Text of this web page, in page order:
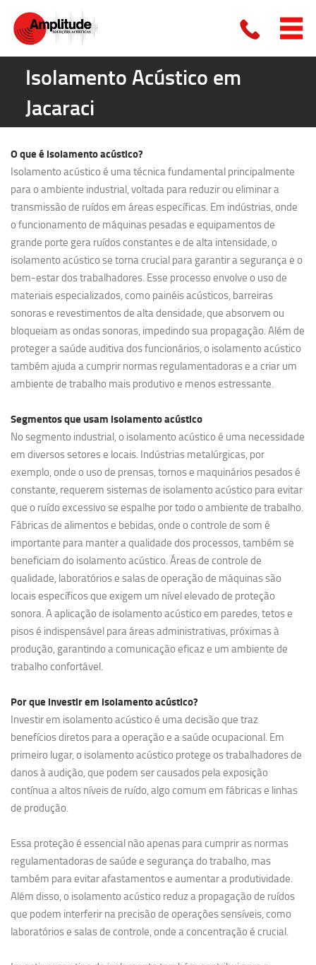
Isolamento Acústico em
Jacaraci
O que é isolamento acústico?
Isolamento acústico é uma técnica fundamental principalmente
para o ambiente industrial, voltada para reduzir ou eliminar a
transmissão de ruídos em áreas específicas. Em indústrias, onde
o funcionamento de máquinas pesadas e equipamentos de
grande porte gera ruídos constantes e de alta intensidade, o
isolamento acústico se torna crucial para garantir a segurança e o
bem-estar dos trabalhadores. Esse processo envolve o uso de
materiais especializados, como painéis acústicos, barreiras
sonoras e revestimentos de alta densidade, que absorvem ou
bloqueiam as ondas sonoras, impedindo sua propagação. Além de
proteger a saúde auditiva dos funcionários, o isolamento acústico
também ajuda a cumprir normas regulamentadoras e a criar um
ambiente de trabalho mais produtivo e menos estressante.
Segmentos que usam isolamento acústico
No segmento industrial, o isolamento acústico é uma necessidade
em diversos setores e locais. Indústrias metalúrgicas, por
exemplo, onde o uso de prensas, tornos e maquinários pesados é
constante, requerem sistemas de isolamento acústico para evitar
que o ruído excessivo se espalhe por todo o ambiente de trabalho.
Fábricas de alimentos e bebidas, onde o controle de som é
importante para manter a qualidade dos processos, também se
beneficiam do isolamento acústico. Áreas de controle de
qualidade, laboratórios e salas de operação de máquinas são
locais específicos que exigem um nível elevado de proteção
sonora. A aplicação de isolamento acústico em paredes, tetos e
pisos é indispensável para áreas administrativas, próximas à
produção, garantindo a comunicação eficaz e um ambiente de
trabalho confortável.
Por que investir em isolamento acústico?
Investir em isolamento acústico é uma decisão que traz
benefícios diretos para a operação e a saúde ocupacional. Em
primeiro lugar, o isolamento acústico protege os trabalhadores de
danos à audição, que podem ser causados pela exposição
contínua a altos níveis de ruído, algo comum em fábricas e linhas
de produção.
Essa proteção é essencial não apenas para cumprir as normas
regulamentadoras de saúde e segurança do trabalho, mas
também para evitar afastamentos e aumentar a produtividade.
Além disso, o isolamento acústico reduz a propagação de ruídos
que podem interferir na precisão de operações sensíveis, como
laboratórios e salas de controle, onde a concentração é crucial.